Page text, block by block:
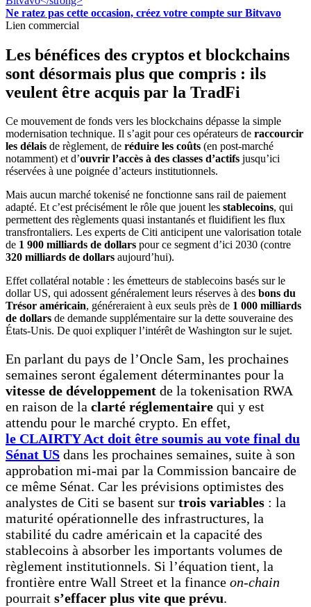
Ne ratez pas cette occasion, créez votre compte sur Bitvavo
Lien commercial
Les bénéfices des cryptos et blockchains
sont désormais plus que compris : ils
veulent être acquis par la TradFi
Ce mouvement de fonds vers les blockchains dépasse la simple
modernisation technique. Il s’agit pour ces opérateurs de raccourcir
les délais de règlement, de réduire les coûts (en post-marché
notamment) et d’ouvrir l’accès à des classes d’actifs jusqu’ici
réservées à une poignée d’acteurs institutionnels.
Mais aucun marché tokenisé ne fonctionne sans rail de paiement
adapté. Et c’est précisément le rôle que jouent les stablecoins, qui
permettent des règlements quasi instantanés et fluidifient les flux
transfrontaliers. Les experts de Citi anticipent une valorisation totale
de 1 900 milliards de dollars pour ce segment d’ici 2030 (contre
320 milliards de dollars aujourd’hui).
Effet collatéral notable : les émetteurs de stablecoins basés sur le
dollar US, qui adossent généralement leurs réserves à des bons du
Trésor américain, généreraient à eux seuls près de 1 000 milliards
de dollars de demande supplémentaire sur la dette souveraine des
États-Unis. De quoi expliquer l’intérêt de Washington sur le sujet.
En parlant du pays de l’Oncle Sam, les prochaines
semaines seront également déterminantes pour la
vitesse de développement de la tokenisation RWA
en raison de la clarté réglementaire qui y est
attendu pour le marché crypto. En effet,
le CLAIRTY Act doit être soumis au vote final du
Sénat US dans les prochaines semaines, suite à son
approbation mi-mai par la Commission bancaire de
ce même Sénat. Car les prévisions optimistes des
analystes de Citi se basent sur trois variables : la
maturité opérationnelle des infrastructures, la
stabilité du cadre américain et la capacité des
stablecoins à absorber les importants volumes de
règlement institutionnels. Si l’équation tient, la
frontière entre Wall Street et la finance on-chain
pourrait s’effacer plus vite que prévu.